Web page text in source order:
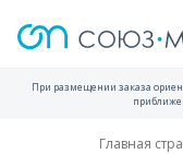
При размещении заказа
Главная